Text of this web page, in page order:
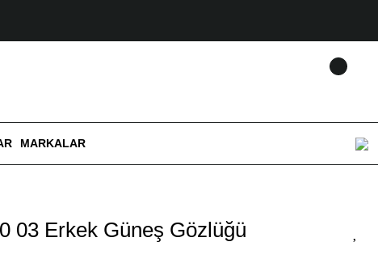
MARKALAR
03 Erkek Güneş Gözlüğü